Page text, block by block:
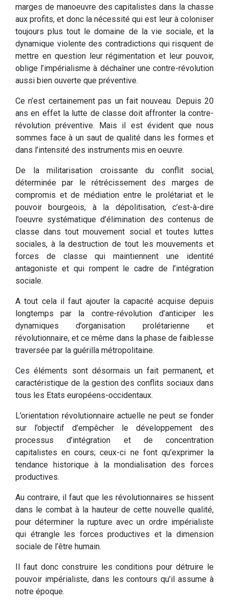
marges de manoeuvre des capitalistes dans la chasse
aux profits, et donc la nécessité qui est leur à coloniser
toujours plus tout le domaine de la vie sociale, et la
dynamique violente des contradictions qui risquent de
mettre en question leur régimentation et leur pouvoir,
oblige l’impérialisme à déchaîner une contre-révolution
aussi bien ouverte que préventive.
Ce n’est certainement pas un fait nouveau. Depuis 20
ans en effet la lutte de classe doit affronter la contre-
révolution préventive. Mais il est évident que nous
sommes face à un saut de qualité dans les formes et
dans l’intensité des instruments mis en oeuvre.
De la militarisation croissante du conflit social,
déterminée par le rétrécissement des marges de
compromis et de médiation entre le prolétariat et le
pouvoir bourgeois, à la dépolitisation, c’est-à-dire
l’oeuvre systématique d’élimination des contenus de
classe dans tout mouvement social et toutes luttes
sociales, à la destruction de tout les mouvements et
forces de classe qui maintiennent une identité
antagoniste et qui rompent le cadre de l’intégration
sociale.
A tout cela il faut ajouter la capacité acquise depuis
longtemps par la contre-révolution d’anticiper les
dynamiques d’organisation prolétarienne et
révolutionnaire, et ce même dans la phase de faiblesse
traversée par la guérilla métropolitaine.
Ces éléments sont désormais un fait permanent, et
caractéristique de la gestion des conflits sociaux dans
tous les Etats européens-occidentaux.
L’orientation révolutionnaire actuelle ne peut se fonder
sur l’objectif d’empêcher le développement des
processus d’intégration et de concentration
capitalistes en cours; ceux-ci ne font qu’exprimer la
tendance historique à la mondialisation des forces
productives.
Au contraire, il faut que les révolutionnaires se hissent
dans le combat à la hauteur de cette nouvelle qualité,
pour déterminer la rupture avec un ordre impérialiste
qui étrangle les forces productives et la dimension
sociale de l’être humain.
Il faut donc construire les conditions pour détruire le
pouvoir impérialiste, dans les contours qu’il assume à
notre époque.